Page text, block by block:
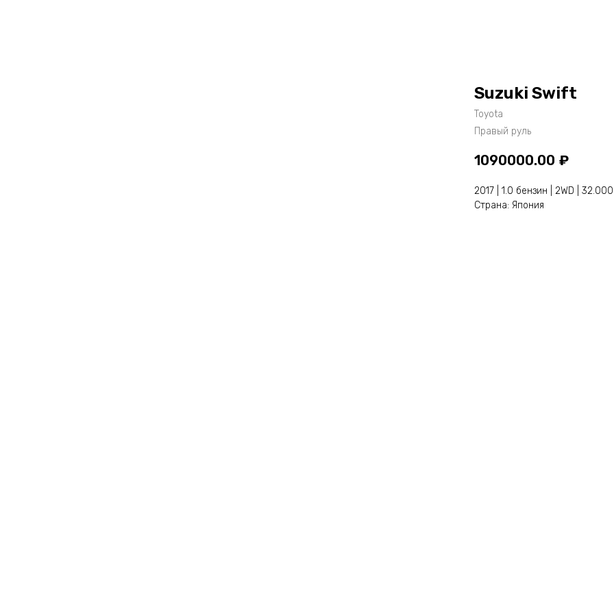
Suzuki Swift
Toyota
Правый руль
1090000.00 ₽
2017 | 1.0 бензин | 2WD |
Страна: Япония